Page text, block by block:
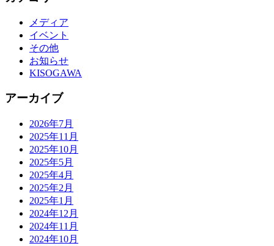
メディア
イベント
その他
お知らせ
KISOGAWA
アーカイブ
2026年7月
2025年11月
2025年10月
2025年5月
2025年4月
2025年2月
2025年1月
2024年12月
2024年11月
2024年10月